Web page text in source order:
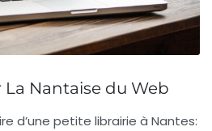
Nantaise du Web
d’une petite librairie à Nantes: